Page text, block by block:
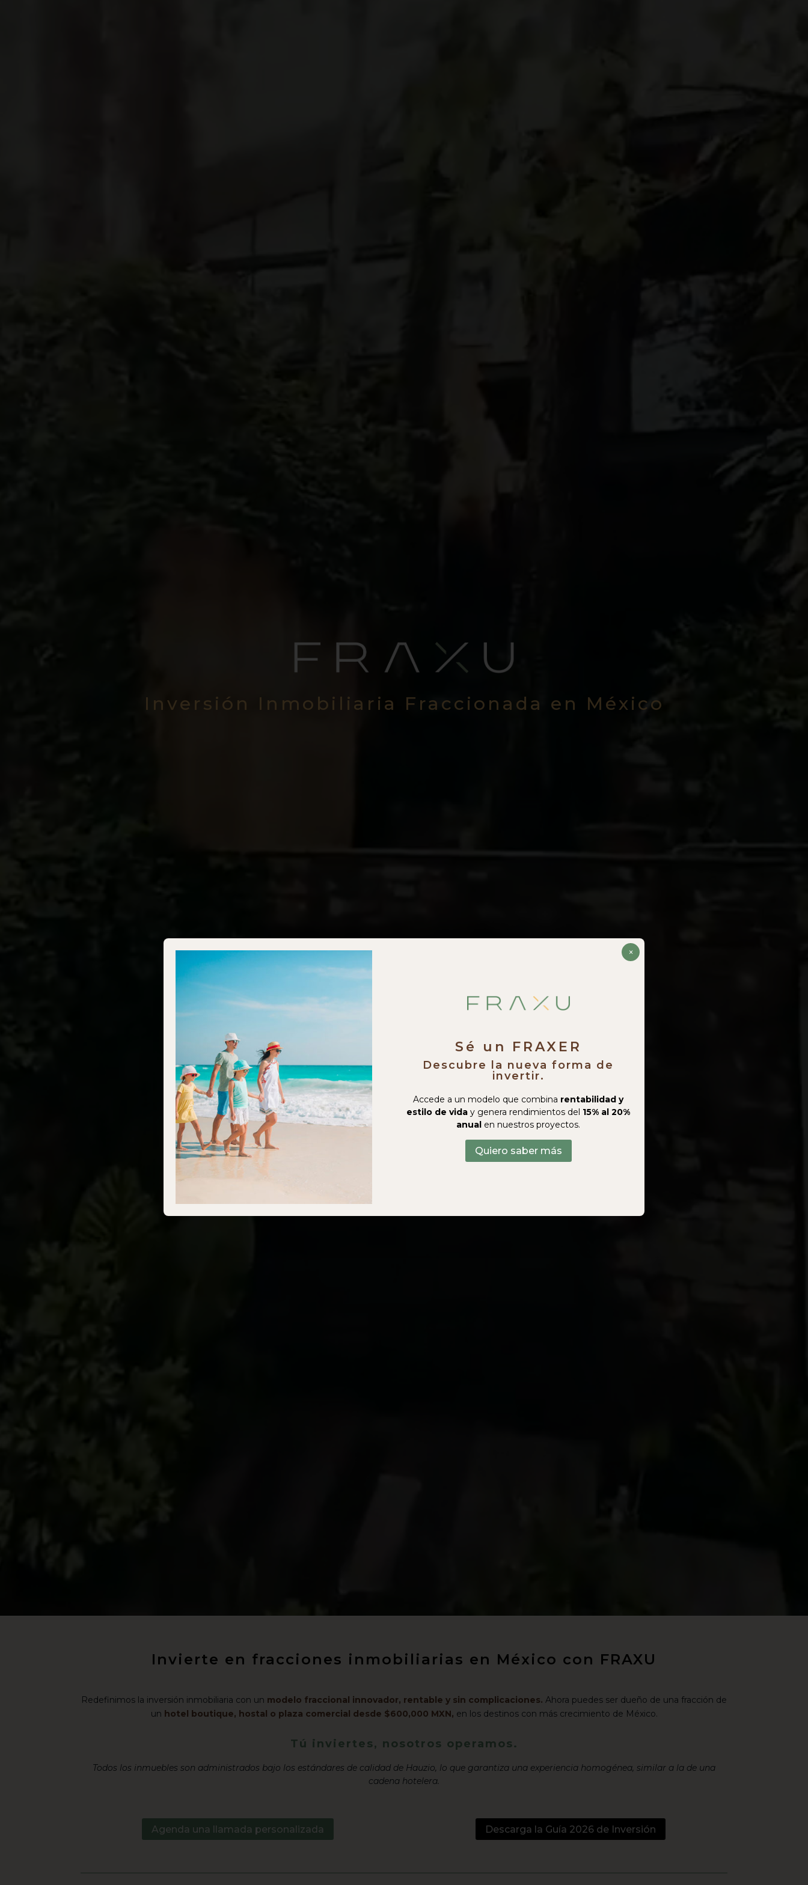
Inversión Inmobiliaria Fraccionada en México
Invierte en fracciones inmobiliarias en México con FRAXU
Redefinimos la inversión inmobiliaria con un modelo fraccional innovador, rentable y sin complicaciones. Ahora puedes ser dueño de una fracción de
un hotel boutique, hostal o plaza comercial desde $600,000 MXN, en los destinos con más crecimiento de México.
Tú inviertes, nosotros operamos.
Todos los inmuebles son administrados bajo los estándares de calidad de Hauzio, lo que garantiza una experiencia homogénea, similar a la de una
cadena hotelera.
Agenda una llamada personalizada Descarga la Guía 2026 de Inversión
×
Sé un FRAXER
Descubre la nueva forma de
invertir.
Accede a un modelo que combina rentabilidad y
estilo de vida y genera rendimientos del 15% al 20%
anual en nuestros proyectos.
Quiero saber más